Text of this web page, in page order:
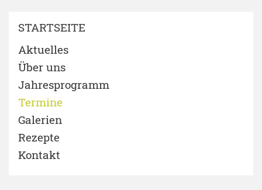
STARTSEITE
Aktuelles
Über uns
Jahresprogramm
Termine
Galerien
Rezepte
Kontakt